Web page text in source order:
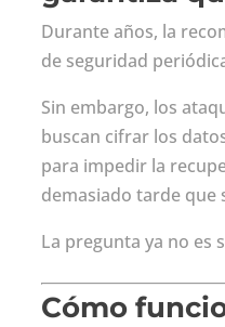
Durante años, la
de seguridad
Sin embargo, los
buscan cifrar los
para impedir la
demasiado tarde que
La pregunta ya no es
Cómo